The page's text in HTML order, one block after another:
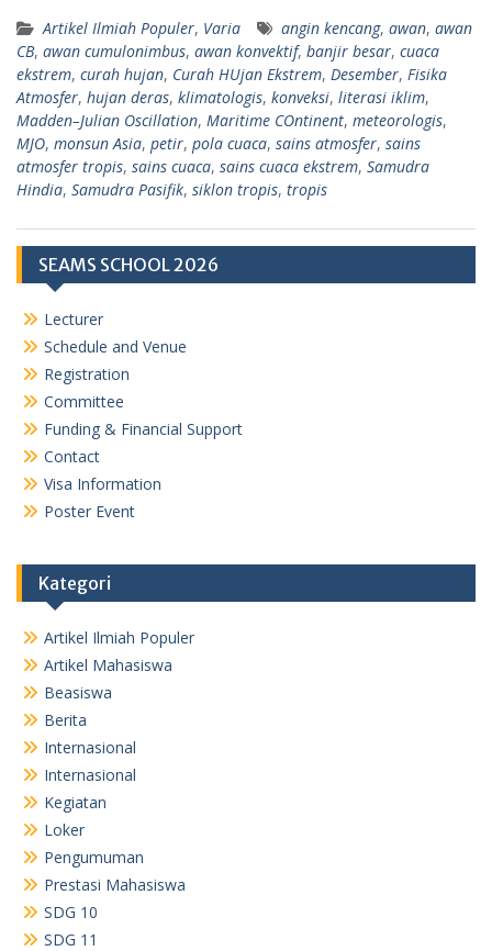
Artikel Ilmiah Populer, Varia angin kencang, awan, awan
CB, awan cumulonimbus, awan konvektif, banjir besar, cuaca
ekstrem, curah hujan, Curah HUjan Ekstrem, Desember, Fisika
Atmosfer, hujan deras, klimatologis, konveksi, literasi iklim,
Madden–Julian Oscillation, Maritime COntinent, meteorologis,
MJO, monsun Asia, petir, pola cuaca, sains atmosfer, sains
atmosfer tropis, sains cuaca, sains cuaca ekstrem, Samudra
Hindia, Samudra Pasifik, siklon tropis, tropis
SEAMS SCHOOL 2026
Lecturer
Schedule and Venue
Registration
Committee
Funding & Financial Support
Contact
Visa Information
Poster Event
Kategori
Artikel Ilmiah Populer
Artikel Mahasiswa
Beasiswa
Berita
Internasional
Internasional
Kegiatan
Loker
Pengumuman
Prestasi Mahasiswa
SDG 10
SDG 11